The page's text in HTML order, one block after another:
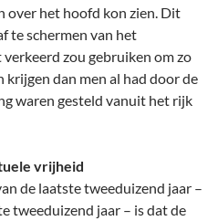
over het hoofd kon zien. Dit
te schermen van het
zou gebruiken om zo
krijgen dan men al had door de
waren gesteld vanuit het rijk
vrijheid
de laatste tweeduizend jaar –
tweeduizend jaar – is dat de